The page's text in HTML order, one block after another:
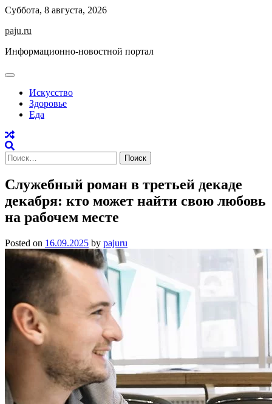
Skip
content
Суббота, 8 августа, 2026
paju.ru
Информационно-новостной портал
Искусство
Здоровье
Еда
Найти:
Служебный роман в третьей декаде
декабря: кто может найти свою любовь
на рабочем месте
Posted on 16.09.2025 by pajuru